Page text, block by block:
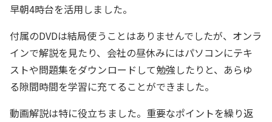
早朝4時台を活用しました。
付属のDVDは結局使うことはありませんでしたが、オンラ
インで解説を見たり、会社の昼休みにはパソコンにテキ
ストや問題集をダウンロードして勉強したりと、あらゆ
る隙間時間を学習に充てることができました。
動画解説は特に役立ちました。重要なポイントを繰り返